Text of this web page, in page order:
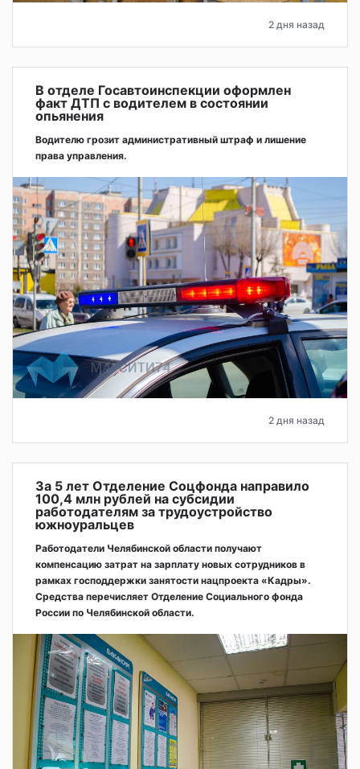
2 дня назад
В отделе Госавтоинспекции оформлен
факт ДТП с водителем в состоянии
опьянения
Водителю грозит административный штраф и лишение
права управления.
2 дня назад
За 5 лет Отделение Соцфонда направило
100,4 млн рублей на субсидии
работодателям за трудоустройство
южноуральцев
Работодатели Челябинской области получают
компенсацию затрат на зарплату новых сотрудников в
рамках господдержки занятости нацпроекта «Кадры».
Средства перечисляет Отделение Социального фонда
России по Челябинской области.